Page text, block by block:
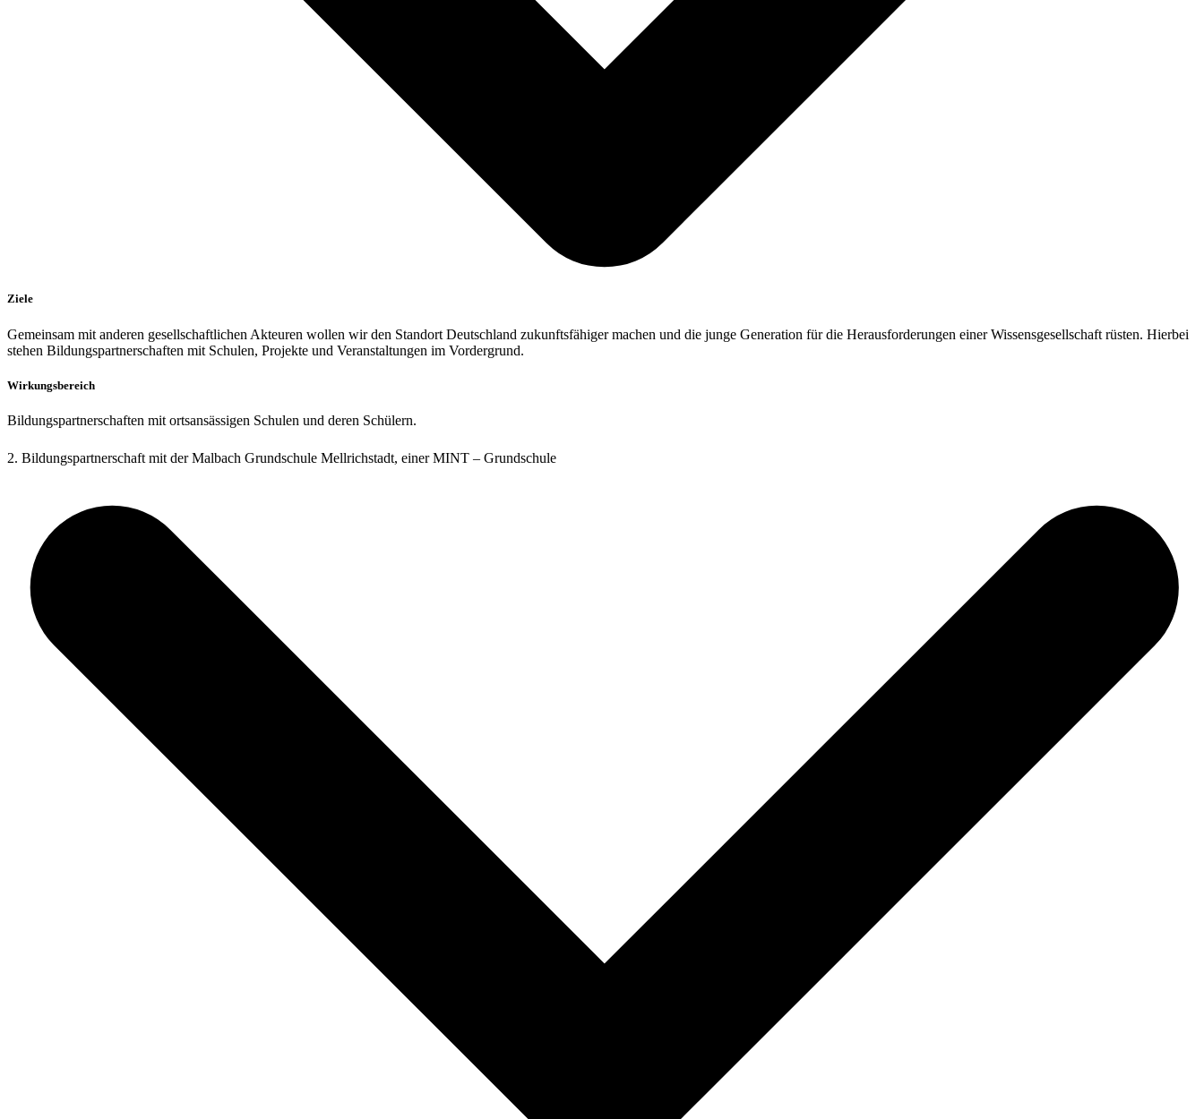
Ziele
Gemeinsam mit anderen gesellschaftlichen Akteuren wollen wir den Standort Deutschland zukunftsfähiger machen und die junge Generation für die Herausforderungen einer Wissensgesellschaft rüsten. Hierbei
stehen Bildungspartnerschaften mit Schulen, Projekte und Veranstaltungen im Vordergrund.
Wirkungsbereich
Bildungspartnerschaften mit ortsansässigen Schulen und deren Schülern.
2. Bildungspartnerschaft mit der Malbach Grundschule Mellrichstadt, einer MINT – Grundschule